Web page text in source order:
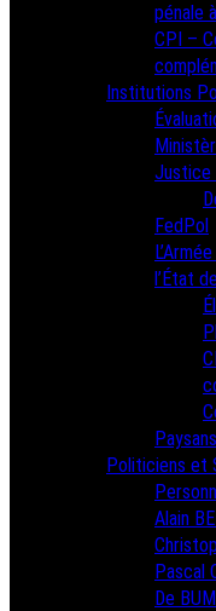
pénale
CPI –
Institutions
FedPol
l’État
Politiciens et
Alain
Pascal
De